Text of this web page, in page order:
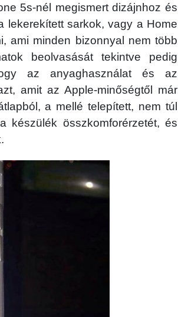
5s-nél megismert dizájnhoz és
lekerekített sarkok, vagy a Home
ami minden bizonnyal nem több
beolvasását tekintve pedig
az anyaghasználat és az
amit az Apple-minőségtől már
a mellé telepített, nem túl
készülék összkomforérzetét, és